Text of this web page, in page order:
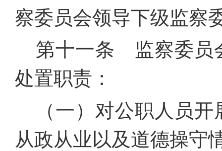
察委员会领导下级监察
第十一条 监察委员
处置职责：
（一）对公职人员
从政从业以及道德操守